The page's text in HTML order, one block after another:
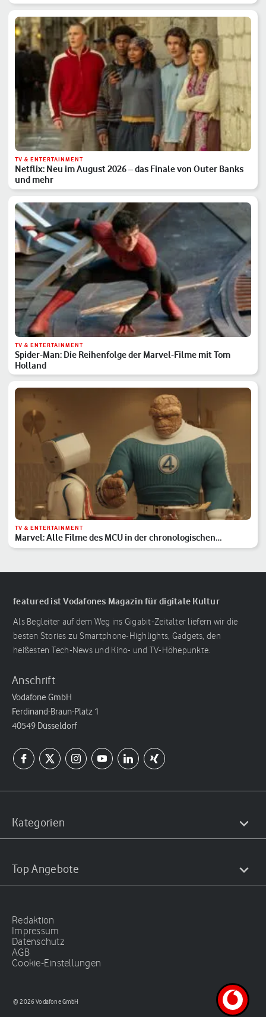
TV & ENTERTAINMENT
Netflix: Neu im August 2026 – das Finale von Outer Banks
und mehr
TV & ENTERTAINMENT
Spider-Man: Die Reihenfolge der Marvel-Filme mit Tom
Holland
TV & ENTERTAINMENT
Marvel: Alle Filme des MCU in der chronologischen
Reihenfolge
featured ist Vodafones Magazin für digitale Kultur
Als Begleiter auf dem Weg ins Gigabit-Zeitalter liefern wir die
besten Stories zu Smartphone-Highlights, Gadgets, den
heißesten Tech-News und Kino- und TV-Höhepunkte.
Anschrift
Vodafone GmbH
Ferdinand-Braun-Platz 1
40549 Düsseldorf
Kategorien
Top Angebote
Redaktion
Impressum
Datenschutz
AGB
Cookie-Einstellungen
© 2026 Vodafone GmbH